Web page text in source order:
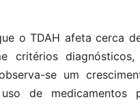
o TDAH afeta cerca
critérios
se um
de medicamentos